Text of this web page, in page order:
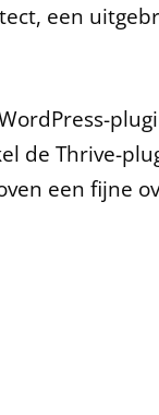
een
de Thrive-
een fijne